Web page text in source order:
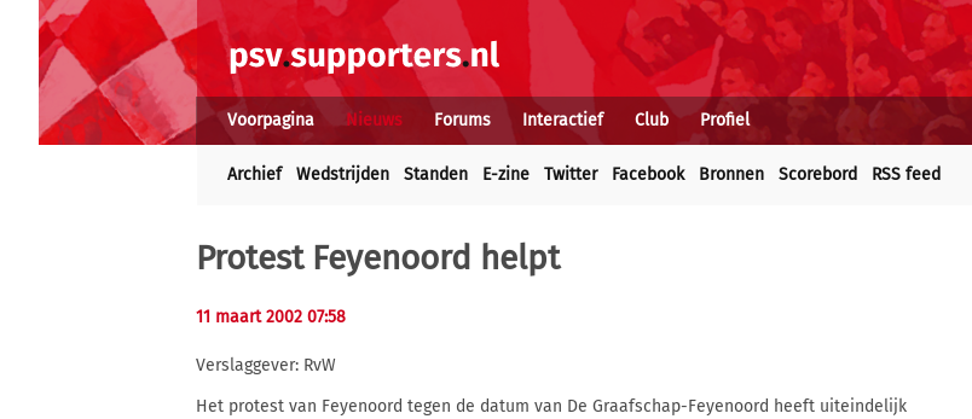
Voorpagina Nieuws Forums Interactief Club Profiel
Archief Wedstrijden Standen E-zine Twitter Facebook Bronnen Scorebord RSS feed
Protest Feyenoord helpt
11 maart 2002 07:58
Verslaggever: RvW
Het protest van Feyenoord tegen de datum van De Graafschap-Feyenoord heeft uiteindelijk